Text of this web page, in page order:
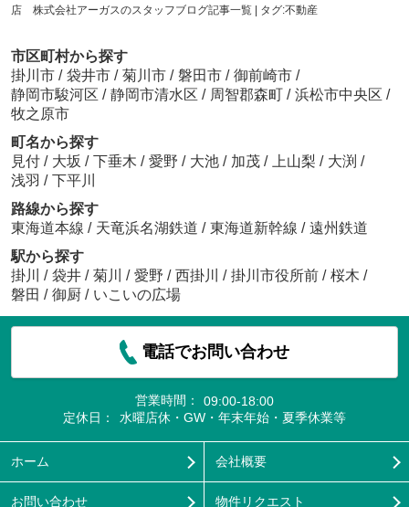
店 株式会社アーガスのスタッフブログ記事一覧 | タグ:不動産
市区町村から探す
掛川市 / 袋井市 / 菊川市 / 磐田市 / 御前崎市 /
静岡市駿河区 / 静岡市清水区 / 周智郡森町 / 浜松市中央区 /
牧之原市
町名から探す
見付 / 大坂 / 下垂木 / 愛野 / 大池 / 加茂 / 上山梨 / 大渕 /
浅羽 / 下平川
路線から探す
東海道本線 / 天竜浜名湖鉄道 / 東海道新幹線 / 遠州鉄道
駅から探す
掛川
/ 袋井 / 菊川 / 愛野 / 西掛川 / 掛川市役所前 / 桜木 /
磐田 / 御厨 / いこいの広場
電話でお問い合わせ
営業時間：
09:00-18:00
定休日：
水曜店休・GW・年末年始・夏季休業等
ホーム 会社概要
お問い合わせ 物件リクエスト